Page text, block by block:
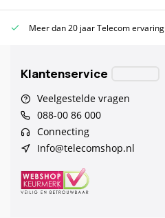
Meer dan 20 jaar Telecom ervaring
Klantenservice
Veelgestelde vragen
088-00 86 000
Connecting
Info@telecomshop.nl